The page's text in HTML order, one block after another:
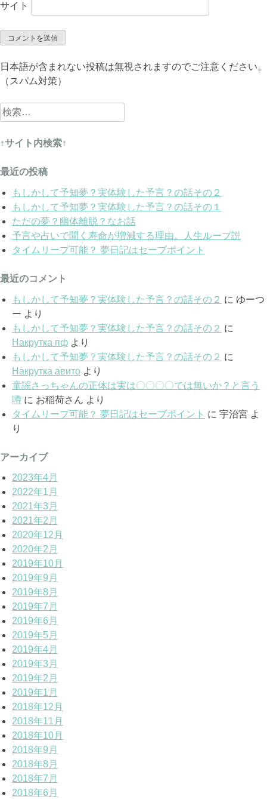
サイト
日本語が含まれない投稿は無視されますのでご注意ください。
（スパム対策）
検
索:
↑サイト内検索↑
最近の投稿
もしかして予知夢？実体験した予言？の話その２
もしかして予知夢？実体験した予言？の話その１
ただの夢？幽体離脱？なお話
予言や占いで聞く寿命が増減する理由。人生ループ説
タイムリープ可能？ 夢日記はセーブポイント
最近のコメント
もしかして予知夢？実体験した予言？の話その２ に ゆーつ
ー より
もしかして予知夢？実体験した予言？の話その２ に
Накрутка пф より
もしかして予知夢？実体験した予言？の話その２ に
Накрутка авито より
童謡さっちゃんの正体は実は〇〇〇〇では無いか？と言う
噂 に お稲荷さん より
タイムリープ可能？ 夢日記はセーブポイント に 宇治宮 よ
り
アーカイブ
2023年4月
2022年1月
2021年3月
2021年2月
2020年12月
2020年2月
2019年10月
2019年9月
2019年8月
2019年7月
2019年6月
2019年5月
2019年4月
2019年3月
2019年2月
2019年1月
2018年12月
2018年11月
2018年10月
2018年9月
2018年8月
2018年7月
2018年6月